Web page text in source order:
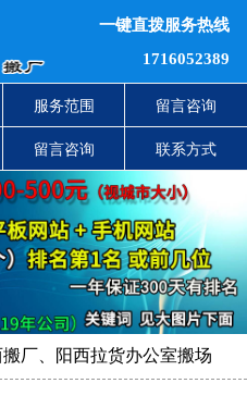
一键直拨服务热线
1716052389
服务范围 留言咨询
留言咨询 联系方式
厂、阳西拉货办公室搬场